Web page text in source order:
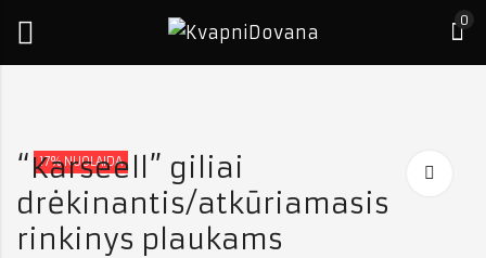
0
17% NUOLAIDA
“Karseell” giliai
drėkinantis/atkūriamasis
rinkinys plaukams